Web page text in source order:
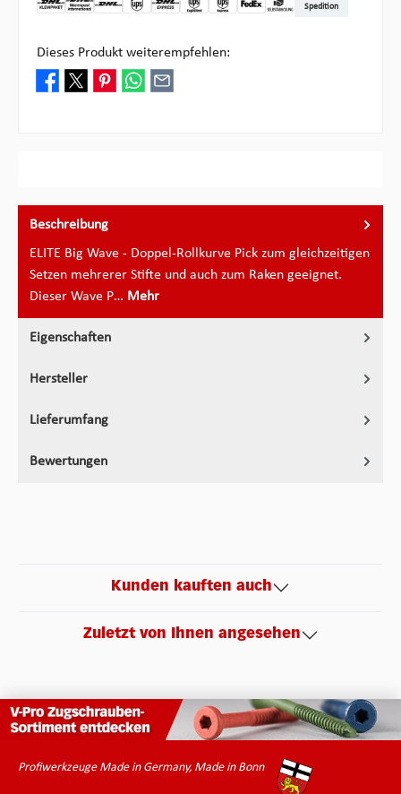
Spedition
Dieses Produkt weiterempfehlen:
Beschreibung
ELITE Big Wave - Doppel-Rollkurve Pick zum gleichzeitigen
Setzen mehrerer Stifte und auch zum Raken geeignet.
Dieser Wave P… Mehr
Eigenschaften
Hersteller
Lieferumfang
Bewertungen
Kunden kauften auch
Zuletzt von Ihnen angesehen
Profiwerkzeuge Made in Germany, Made in Bonn